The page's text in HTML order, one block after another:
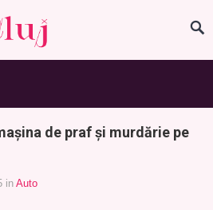
de praf și murdărie pe
in Auto